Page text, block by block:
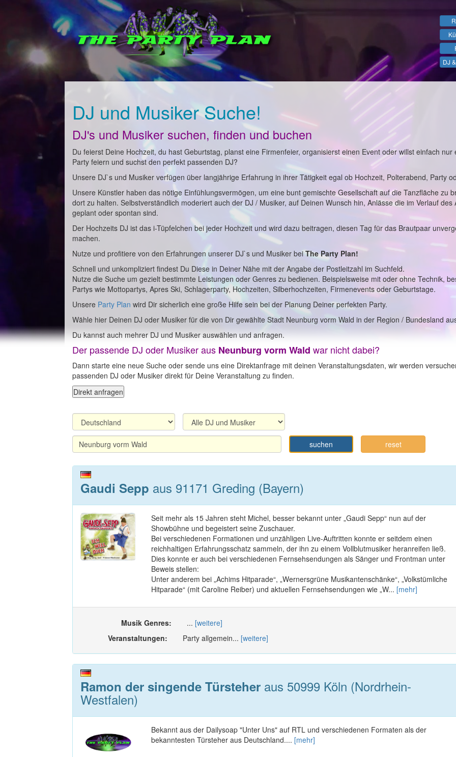
DJ
DJ und Musiker Suche!
DJ's und Musiker suchen, finden und buchen
Du feierst Deine Hochzeit, du hast Geburtstag, planst eine Firmenfeier, organisierst einen Event oder willst einfach nur
Party feiern und suchst den perfekt passenden DJ?
Unsere DJ`s und Musiker verfügen über langjährige Erfahrung in ihrer Tätigkeit egal ob Hochzeit, Polterabend, Party
Unsere Künstler haben das nötige Einfühlungsvermögen, um eine bunt gemischte Gesellschaft auf die Tanzfläche zu
dort zu halten. Selbstverständlich moderiert auch der DJ / Musiker, auf Deinen Wunsch hin, Anlässe die im Verlauf des
geplant oder spontan sind.
Der Hochzeits DJ ist das i-Tüpfelchen bei jeder Hochzeit und wird dazu beitragen, diesen Tag für das Brautpaar
machen.
Nutze und profitiere von den Erfahrungen unserer DJ`s und Musiker beiThe Party Plan!
Schnell und unkompliziert findest Du Diese in Deiner Nähe mit der Angabe der Postleitzahl im Suchfeld.
Nutze die Suche um gezielt bestimmte Leistungen oder Genres zu bedienen. Beispielsweise mit oder ohne Technik,
Partys wie Mottopartys, Apres Ski, Schlagerparty, Hochzeiten, Silberhochzeiten, Firmenevents oder Geburtstage.
Unsere Party Plan wird Dir sicherlich eine große Hilfe sein bei der Planung Deiner perfekten Party.
Wähle hier Deinen DJ oder Musiker für die von Dir gewählte Stadt Neunburg vorm Wald in der Region / Bundesland
Du kannst auch mehrer DJ und Musiker auswählen und anfragen.
Der passende DJ oder Musiker aus Neunburg vorm Wald war nicht dabei?
Dann starte eine neue Suche oder sende uns eine Direktanfrage mit deinen Veranstaltungsdaten, wir werden
passenden DJ oder Musiker direkt für Deine Veranstaltung zu finden.
Direkt anfragen
suchen reset
Gaudi Sepp aus 91171 Greding (Bayern)
Seit mehr als 15 Jahren steht Michel, besser bekannt unter „Gaudi Sepp“ nun auf der
Showbühne und begeistert seine Zuschauer.
Bei verschiedenen Formationen und unzähligen Live-Auftritten konnte er seitdem einen
reichhaltigen Erfahrungsschatz sammeln, der ihn zu einem Vollblutmusiker heranreifen ließ.
Dies konnte er auch bei verschiedenen Fernsehsendungen als Sänger und Frontman unter
Beweis stellen:
Unter anderem bei „Achims Hitparade“, „Wernersgrüne Musikantenschänke“, „Volkstümliche
Hitparade“ (mit Caroline Reiber) und aktuellen Fernsehsendungen wie „W... [mehr]
Musik Genres: ... [weitere]
Veranstaltungen:
Party allgemein... [weitere]
Ramon der singende Türsteher aus 50999 Köln (Nordrhein-
Westfalen)
Bekannt aus der Dailysoap "Unter Uns" auf RTL und verschiedenen Formaten als der
bekanntesten Türsteher aus Deutschland.... [mehr]